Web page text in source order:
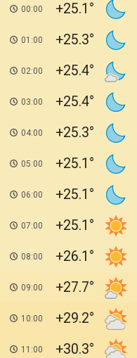
00:00 +25.1
01:00 +25.3
02:00 +25.4
03:00 +25.4
04:00 +25.3
05:00 +25.1
06:00 +25.1
07:00 +25.1
08:00 +26.1
09:00 +27.7
10:00 +29.2
11:00 +30.3